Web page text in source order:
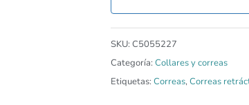
SKU: C5055227
Categoría: Collares y correas
Etiquetas: Correas,Correas